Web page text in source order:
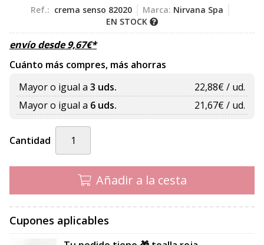
Ref.: crema senso 82020 Marca: Nirvana Spa
EN STOCK
envío desde9,67€*
Cuánto más compres, más ahorras
Mayor o igual a 3 uds. 22,88€ / ud.
Mayor o igual a 6 uds. 21,67€ / ud.
Cantidad
Añadir a la cesta
Cupones aplicables